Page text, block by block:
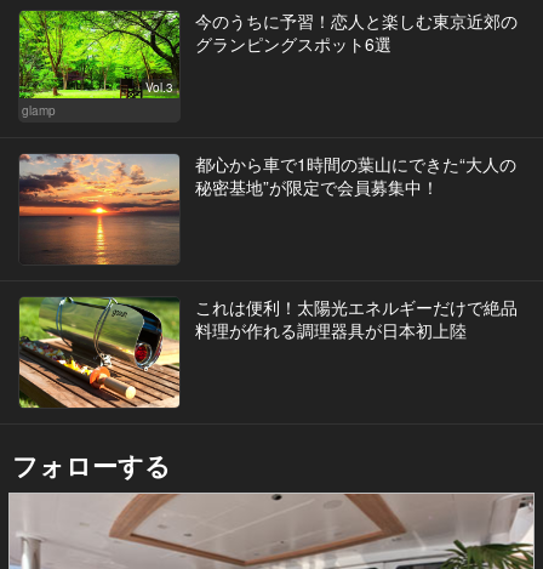
Vol.3
glamp
今のうちに予習！恋人と楽しむ東京近郊の
グランピングスポット6選
都心から車で1時間の葉山にできた“大人の
秘密基地”が限定で会員募集中！
これは便利！太陽光エネルギーだけで絶品
料理が作れる調理器具が日本初上陸
フォローする